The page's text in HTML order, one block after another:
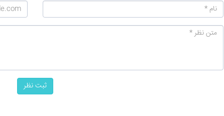
ثبت نظر